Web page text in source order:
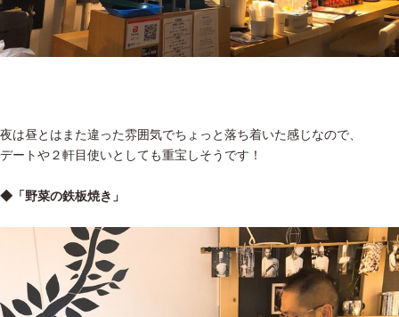
夜は昼とはまた違った雰囲気でちょっと落ち着いた感じなので、
デートや２軒目使いとしても重宝しそうです！
◆「野菜の鉄板焼き」